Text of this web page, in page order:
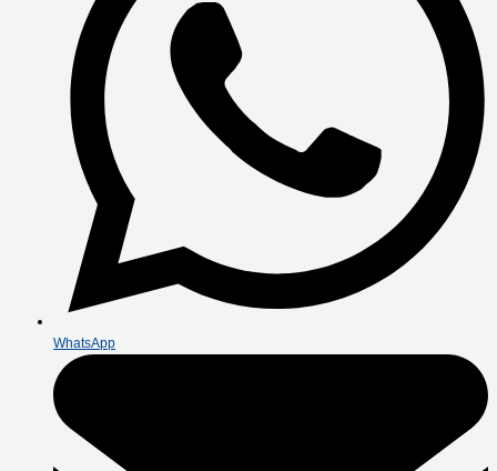
WhatsApp